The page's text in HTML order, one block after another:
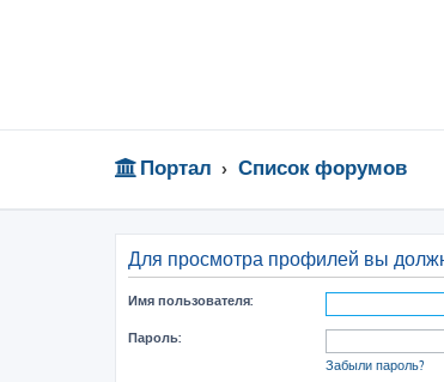
Портал Список форумов
Для просмотра профилей вы
Имя пользователя:
Пароль:
Забыли пароль?